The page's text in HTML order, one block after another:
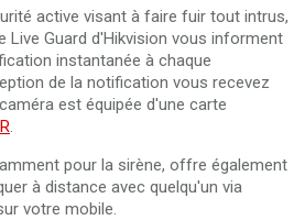
active visant à faire fuir tout intrus,
Live Guard d'Hikvision vous informent
instantanée à chaque
de la notification vous recevez
est équipée d'une carte
.
pour la sirène, offre également
à distance avec quelqu'un via
votre mobile.